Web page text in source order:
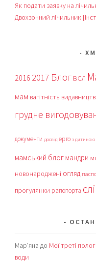
Як подати заявку на
Двохзонний лічильник
2016 2017 Блог ВСЛ
мам вагітність
грудне
документи досвід ерго з дитиною
мамський блог мандри
новонароджені огляд
прогулянки рапопорта
Мар’яна до Мої треті
води